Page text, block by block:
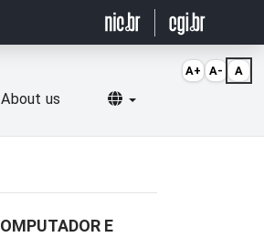
About us Selecionar idioma
E
A+ A- A